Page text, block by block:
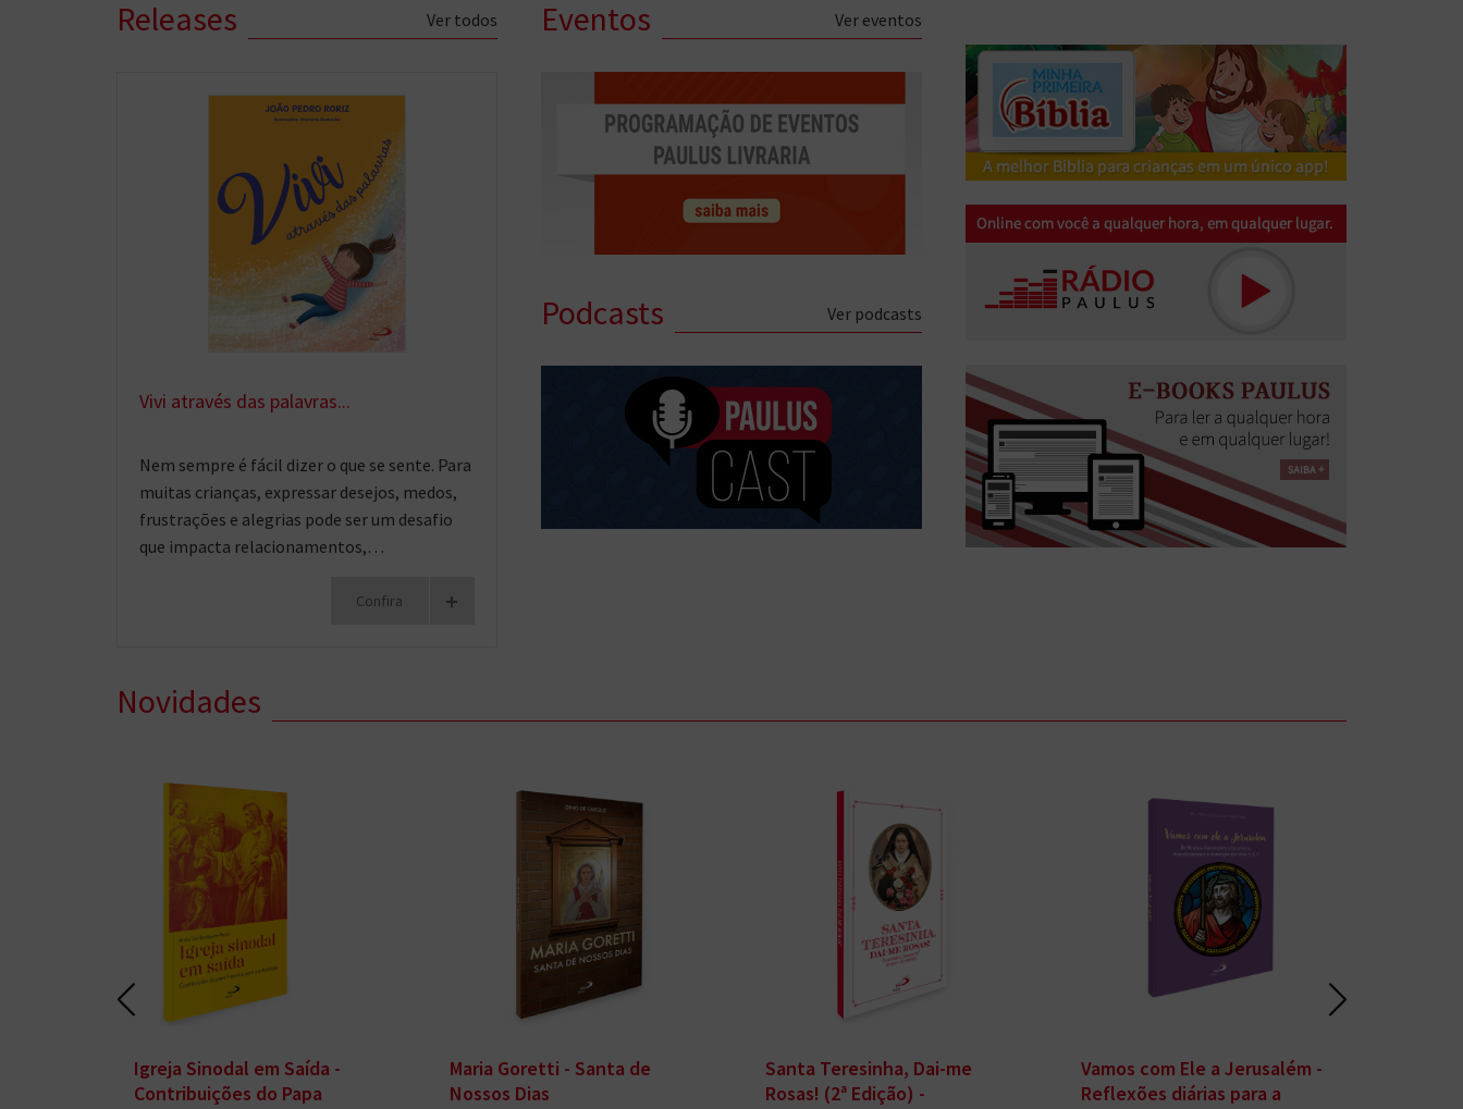
Releases Ver todos
Vivi através das palavras...
Nem sempre é fácil dizer o que se sente. Para
muitas crianças, expressar desejos, medos,
frustrações e alegrias pode ser um desafio
que impacta relacionamentos,…
+
Confira
Eventos Ver eventos
Podcasts Ver podcasts
Novidades
Igreja Sinodal em Saída -
Contribuições do Papa
Maria Goretti - Santa de
Nossos Dias
Santa Teresinha, Dai-me
Rosas! (2ª Edição) -
Vamos com Ele a Jerusalém -
Reflexões diárias para a